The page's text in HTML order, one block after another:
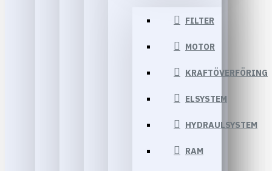
FILTER
MOTOR
KRAFTÖVERFÖRING
ELSYSTEM
HYDRAULSYSTEM
RAM